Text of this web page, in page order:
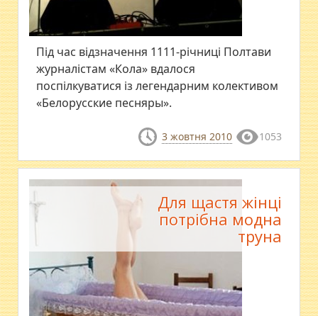
Під час відзначення 1111-річниці Полтави
журналістам «Кола» вдалося
поспілкуватися із легендарним колективом
«Белорусские песняры».
3 жовтня 2010 1053
Для щастя жінці
потрібна модна
труна